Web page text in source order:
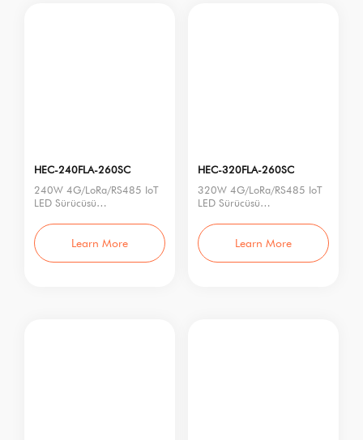
HEC-240FLA-260SC
240W 4G/LoRa/RS485 IoT
LED Sürücüsü
260SC
Nominal Güç: 240W
Gir
Learn More
HEC-320FLA-260SC
320W 4G/LoRa/RS485 IoT
LED Sürücüsü
260SC
Anma Gücü: 320W
Giriş
Learn More